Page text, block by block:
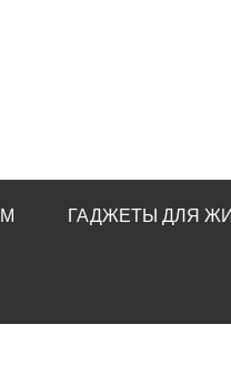
ГАДЖЕТЫ ДЛЯ